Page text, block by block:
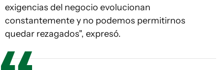
exigencias del negocio evolucionan
constantemente y no podemos permitirnos
quedar rezagados", expresó.